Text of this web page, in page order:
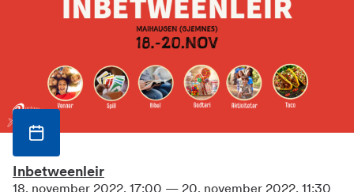
Inbetweenleir